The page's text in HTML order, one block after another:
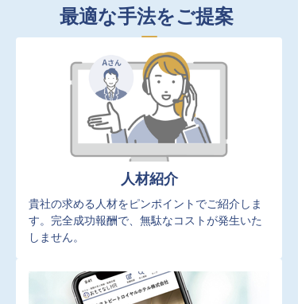
最適な手法をご提案
人材紹介
貴社の求める人材をピンポイントでご紹介しま
す。完全成功報酬で、無駄なコストが発生いた
しません。